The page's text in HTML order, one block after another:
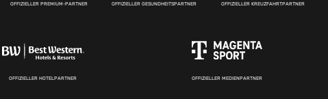
OFFIZIELLER PREMIUM-PARTNER OFFIZIELLER GESUNDHEITSPARTNER OFFIZIELLER KREUZFAHRTPARTNER
OFFIZIELLER HOTELPARTNER OFFIZIELLER MEDIENPARTNER